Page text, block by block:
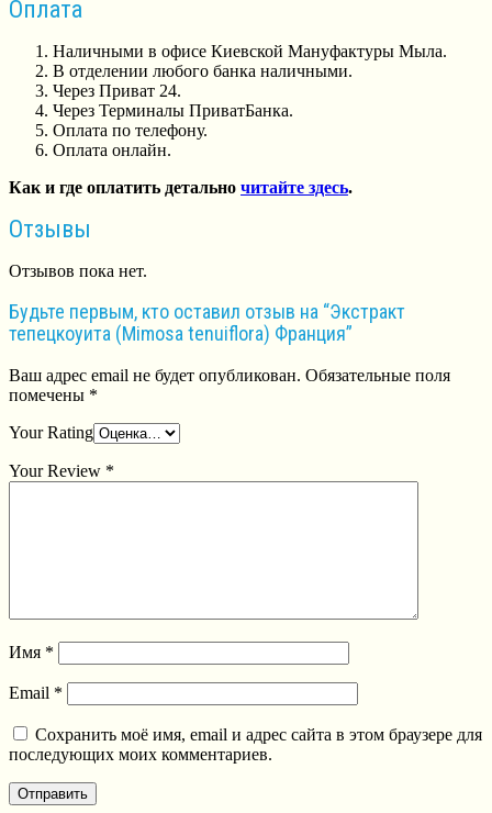
Оплата
Наличными в офисе Киевской Мануфактуры Мыла.
В отделении любого банка наличными.
Через Приват 24.
Через Терминалы ПриватБанка.
Оплата по телефону.
Оплата онлайн.
Как и где оплатить детально читайте здесь.
Отзывы
Отзывов пока нет.
Будьте первым, кто оставил отзыв на “Экстракт
тепецкоуита (Mimosa tenuiflora) Франция”
Ваш адрес email не будет опубликован. Обязательные поля
помечены *
Your Rating
Your Review *
Имя *
Email *
Сохранить моё имя, email и адрес сайта в этом браузере для
последующих моих комментариев.